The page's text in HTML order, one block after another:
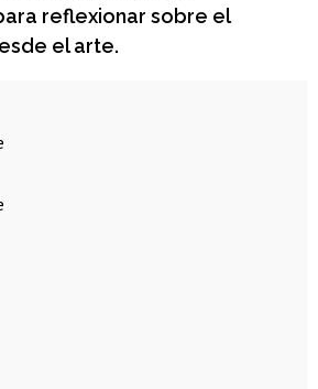
reflexionar sobre el
el arte.